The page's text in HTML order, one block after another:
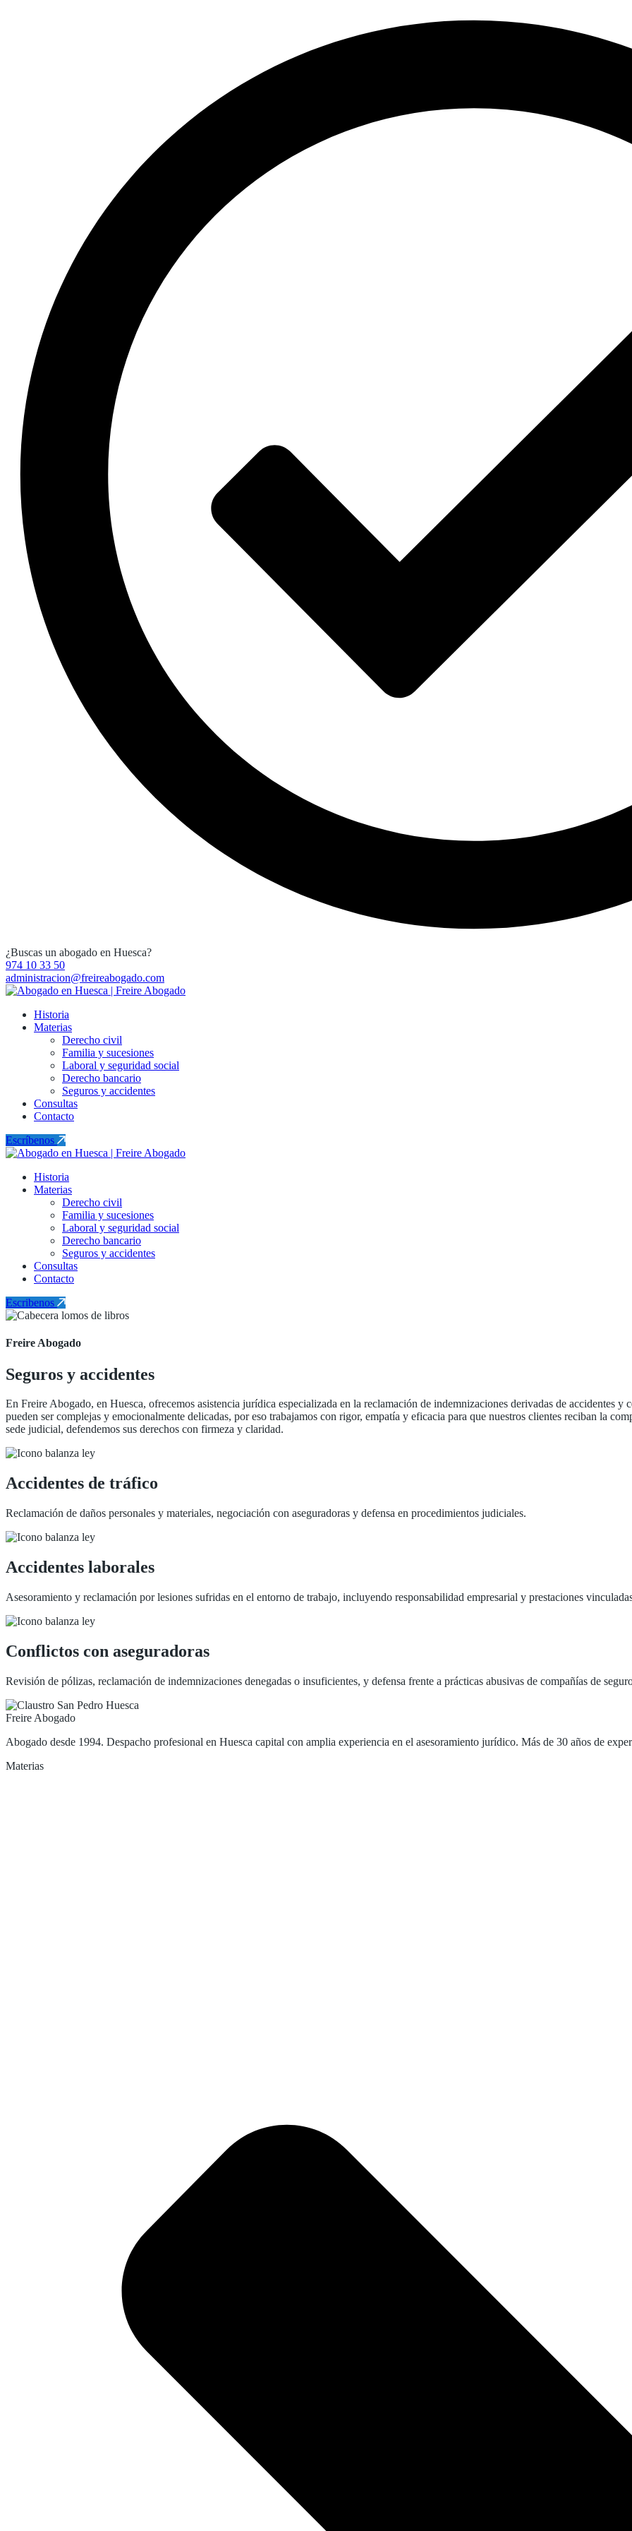
¿Buscas un abogado en Huesca?
974 10 33 50
administracion@freireabogado.com
Historia
Materias
Derecho civil
Familia y sucesiones
Laboral y seguridad social
Derecho bancario
Seguros y accidentes
Consultas
Contacto
Escríbenos
Historia
Materias
Derecho civil
Familia y sucesiones
Laboral y seguridad social
Derecho bancario
Seguros y accidentes
Consultas
Contacto
Escribenos
Freire Abogado
Seguros y accidentes
En Freire Abogado, en Huesca, ofrecemos asistencia jurídica especializada en la reclamación de indemnizaciones derivadas de accidentes y
pueden ser complejas y emocionalmente delicadas, por eso trabajamos con rigor, empatía y eficacia para que nuestros clientes reciban la
sede judicial, defendemos sus derechos con firmeza y claridad.
Accidentes de tráfico
Reclamación de daños personales y materiales, negociación con aseguradoras y defensa en procedimientos judiciales.
Accidentes laborales
Asesoramiento y reclamación por lesiones sufridas en el entorno de trabajo, incluyendo responsabilidad empresarial y prestaciones
Conflictos con aseguradoras
Revisión de pólizas, reclamación de indemnizaciones denegadas o insuficientes, y defensa frente a prácticas abusivas de compañías de
Freire Abogado
Abogado desde 1994. Despacho profesional en Huesca capital con amplia experiencia en el asesoramiento jurídico. Más de 30 años de
Materias